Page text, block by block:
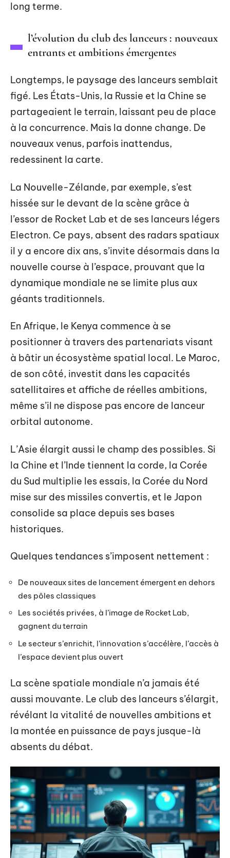
long terme.
l’évolution du club des lanceurs : nouveaux
entrants et ambitions émergentes
Longtemps, le paysage des lanceurs semblait
figé. Les États-Unis, la Russie et la Chine se
partageaient le terrain, laissant peu de place
à la concurrence. Mais la donne change. De
nouveaux venus, parfois inattendus,
redessinent la carte.
La Nouvelle-Zélande, par exemple, s’est
hissée sur le devant de la scène grâce à
l’essor de Rocket Lab et de ses lanceurs légers
Electron. Ce pays, absent des radars spatiaux
il y a encore dix ans, s’invite désormais dans la
nouvelle course à l’espace, prouvant que la
dynamique mondiale ne se limite plus aux
géants traditionnels.
En Afrique, le Kenya commence à se
positionner à travers des partenariats visant
à bâtir un écosystème spatial local. Le Maroc,
de son côté, investit dans les capacités
satellitaires et affiche de réelles ambitions,
même s’il ne dispose pas encore de lanceur
orbital autonome.
L’Asie élargit aussi le champ des possibles. Si
la Chine et l’Inde tiennent la corde, la Corée
du Sud multiplie les essais, la Corée du Nord
mise sur des missiles convertis, et le Japon
consolide sa place depuis ses bases
historiques.
Quelques tendances s’imposent nettement :
De nouveaux sites de lancement émergent en dehors
des pôles classiques
Les sociétés privées, à l’image de Rocket Lab,
gagnent du terrain
Le secteur s’enrichit, l’innovation s’accélère, l’accès à
l’espace devient plus ouvert
La scène spatiale mondiale n’a jamais été
aussi mouvante. Le club des lanceurs s’élargit,
révélant la vitalité de nouvelles ambitions et
la montée en puissance de pays jusque-là
absents du débat.